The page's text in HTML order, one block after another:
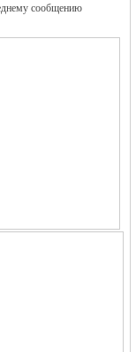
сообщению